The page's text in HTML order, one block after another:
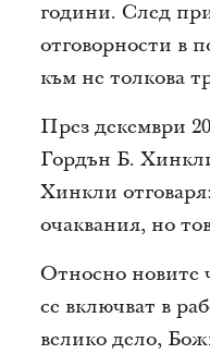
години. След
отговорности в
към не толкова
През декември
Гордън Б.
Хинкли
очаквания, но
Относно новите
се включват в
велико дело,